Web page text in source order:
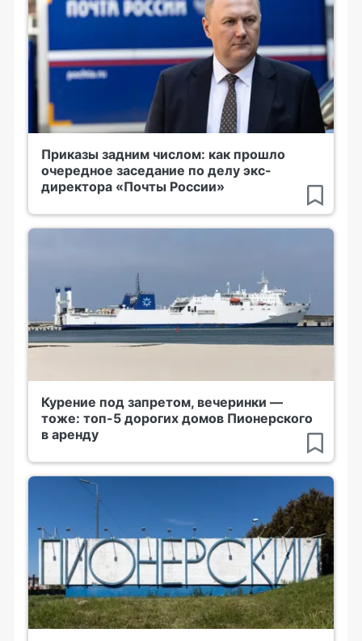
Приказы задним числом: как прошло
очередное заседание по делу экс-
директора «Почты России»
Курение под запретом, вечеринки —
тоже: топ-5 дорогих домов Пионерского
в аренду